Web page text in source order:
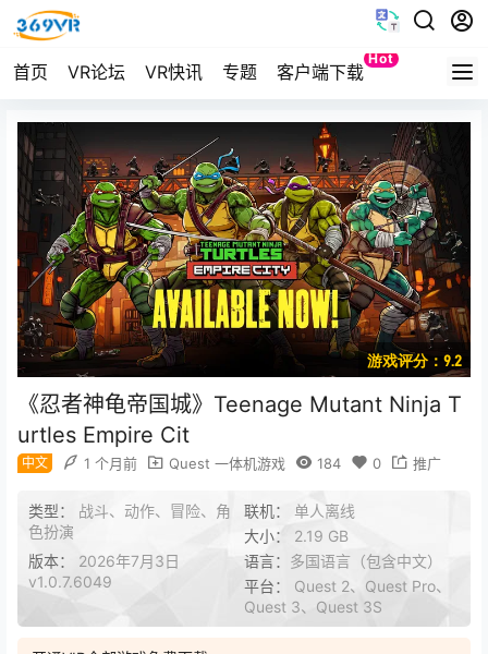
首页 VR论坛 VR快讯 专题 客户端下载
Hot
Quest
游戏评分：9.2
《忍者神龟帝国城》Teenage Mutant Ninja T
urtles Empire Cit
中文 1 个月前 Quest 一体机游戏 184 0 推广
类型： 战斗、动作、冒险、角
色扮演
联机： 单人离线
大小： 2.19 GB
版本： 2026年7月3日
v1.0.7.6049
语言： 多国语言（包含中文）
平台： Quest 2、Quest Pro、
Quest 3、Quest 3S